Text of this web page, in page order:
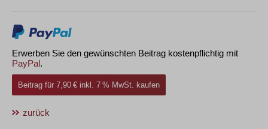
Erwerben Sie den gewünschten Beitrag kostenpflichtig mit
PayPal.
Beitrag für 7,90 € inkl. 7 % MwSt. kaufen
zurück